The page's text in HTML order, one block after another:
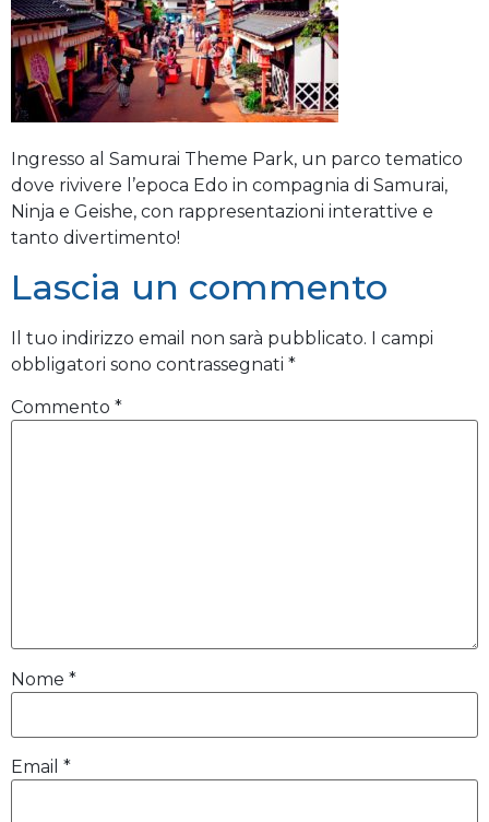
Ingresso al Samurai Theme Park, un parco tematico
dove rivivere l’epoca Edo in compagnia di Samurai,
Ninja e Geishe, con rappresentazioni interattive e
tanto divertimento!
Lascia un commento
Il tuo indirizzo email non sarà pubblicato. I campi
obbligatori sono contrassegnati *
Commento *
Nome *
Email *